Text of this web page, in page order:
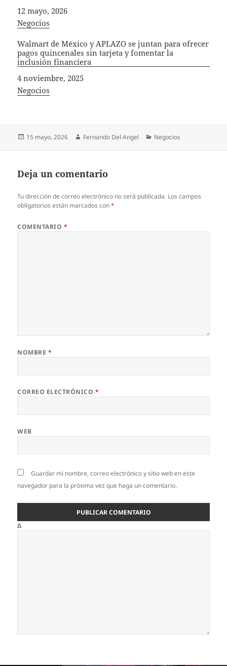
Fecha
12 mayo, 2026
In relation to
Negocios
Walmart de México y APLAZO se juntan para ofrecer
pagos quincenales sin tarjeta y fomentar la
inclusión financiera
Fecha
4 noviembre, 2025
In relation to
Negocios
Publicado
15 mayo, 2026 Autor
Fernando Del Angel Categorías
Negocios
Deja un comentario
Tu dirección de correo electrónico no será publicada. Los campos
obligatorios están marcados con*
COMENTARIO *
NOMBRE *
CORREO ELECTRÓNICO *
WEB
Guardar mi nombre, correo electrónico y sitio web en este
navegador para la próxima vez que haga un comentario.
Δ